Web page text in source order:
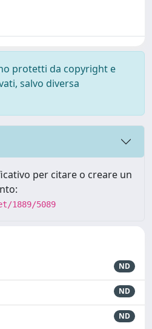
protetti da copyright e
salvo diversa
per citare o creare un
1889/5089
ND
ND
ND